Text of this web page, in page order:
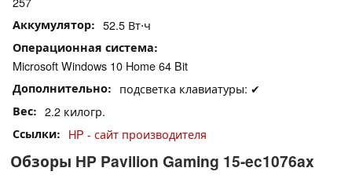
Аккумулятор 52.5 Вт⋅ч
Операционная система
Microsoft Windows 10 Home 64 Bit
Дополнительно подсветка клавиатуры: ✔
Вес 2.2 килогр.
Ссылки HP - сайт производителя
Обзоры HP Pavilion Gaming 15-ec1076ax